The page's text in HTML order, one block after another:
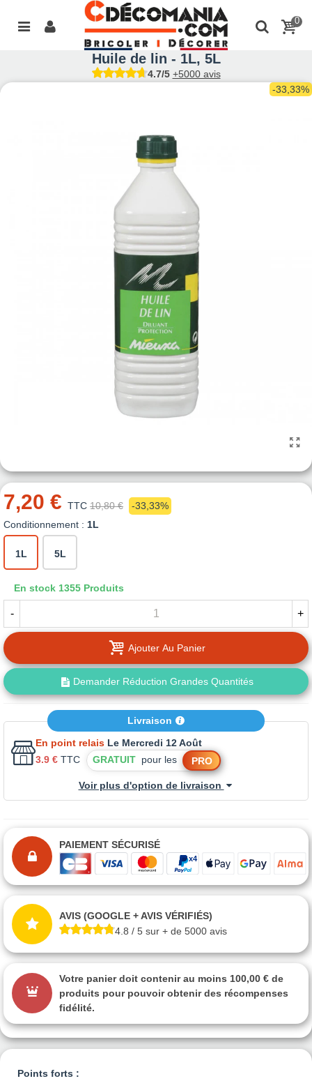
0
Huile de lin - 1L, 5L
4.7/5 +5000 avis
-33,33%
Points forts :
7,20 € TTC 10,80 €
-33,33%
Conditionnement : 1L
1L 5L
En stock 1355 Produits
- +
Ajouter Au Panier
Demander Réduction Grandes Quantités
Livraison
En point relais Le Mercredi 12 Août
3.9 € TTC GRATUIT pour les PRO
Voir plus d'option de livraison
PAIEMENT SÉCURISÉ
AVIS (GOOGLE + AVIS VÉRIFIÉS)
4.8 / 5 sur + de 5000 avis
Votre panier doit contenir au moins 100,00 € de
produits pour pouvoir obtenir des récompenses
fidélité.